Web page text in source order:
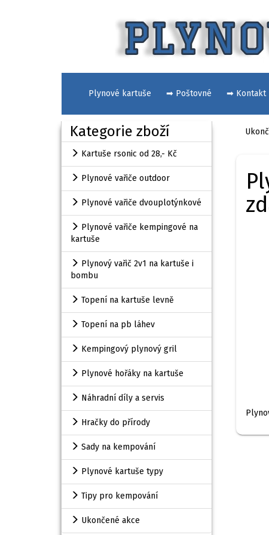
Plynové kartuše ➡ Poštovné ➡ Kontakt
Kategorie zboží
Kartuše rsonic od 28,- Kč
Plynové vařiče outdoor
Plynové vařiče dvouplotýnkové
Plynové vařiče kempingové na
kartuše
Plynový vařič 2v1 na kartuše i
bombu
Topení na kartuše levně
Topení na pb láhev
Kempingový plynový gril
Plynové hořáky na kartuše
Náhradní díly a servis
Hračky do přírody
Sady na kempování
Plynové kartuše typy
Tipy pro kempování
Ukončené akce